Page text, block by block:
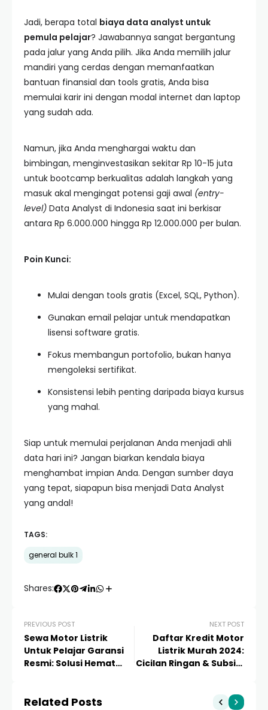
Jadi, berapa total biaya data analyst untuk
pemula pelajar? Jawabannya sangat bergantung
pada jalur yang Anda pilih. Jika Anda memilih jalur
mandiri yang cerdas dengan memanfaatkan
bantuan finansial dan tools gratis, Anda bisa
memulai karir ini dengan modal internet dan laptop
yang sudah ada.
Namun, jika Anda menghargai waktu dan
bimbingan, menginvestasikan sekitar Rp 10-15 juta
untuk bootcamp berkualitas adalah langkah yang
masuk akal mengingat potensi gaji awal (entry-
level) Data Analyst di Indonesia saat ini berkisar
antara Rp 6.000.000 hingga Rp 12.000.000 per bulan.
Poin Kunci:
Mulai dengan tools gratis (Excel, SQL, Python).
Gunakan email pelajar untuk mendapatkan
lisensi software gratis.
Fokus membangun portofolio, bukan hanya
mengoleksi sertifikat.
Konsistensi lebih penting daripada biaya kursus
yang mahal.
Siap untuk memulai perjalanan Anda menjadi ahli
data hari ini? Jangan biarkan kendala biaya
menghambat impian Anda. Dengan sumber daya
yang tepat, siapapun bisa menjadi Data Analyst
yang andal!
TAGS:
general bulk 1
Shares:
PREVIOUS POST
Sewa Motor Listrik
Untuk Pelajar Garansi
Resmi: Solusi Hemat
NEXT POST
Daftar Kredit Motor
Listrik Murah 2024:
Cicilan Ringan & Subsidi
Related Posts